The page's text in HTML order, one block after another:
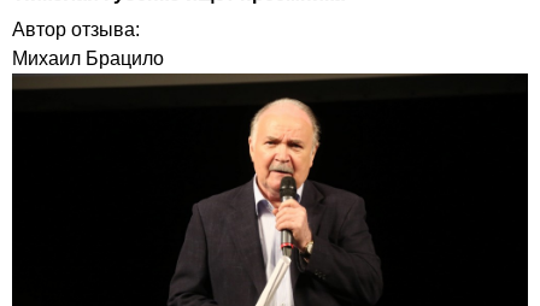
Автор отзыва:
Михаил Брацило